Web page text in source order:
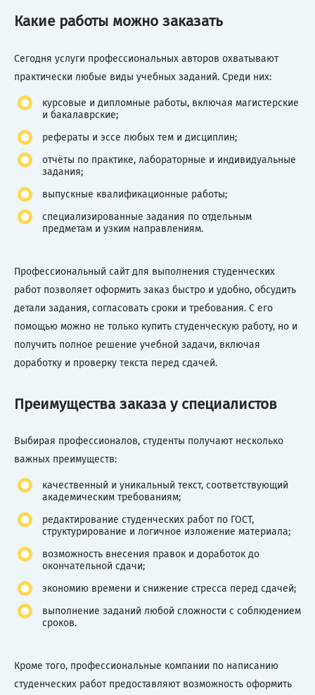
Какие работы можно заказать
Сегодня услуги профессиональных авторов охватывают
практически любые виды учебных заданий. Среди них:
курсовые и дипломные работы, включая магистерские
и бакалаврские;
рефераты и эссе любых тем и дисциплин;
отчёты по практике, лабораторные и индивидуальные
задания;
выпускные квалификационные работы;
специализированные задания по отдельным
предметам и узким направлениям.
Профессиональный сайт для выполнения студенческих
работ позволяет оформить заказ быстро и удобно, обсудить
детали задания, согласовать сроки и требования. С его
помощью можно не только купить студенческую работу, но и
получить полное решение учебной задачи, включая
доработку и проверку текста перед сдачей.
Преимущества заказа у специалистов
Выбирая профессионалов, студенты получают несколько
важных преимуществ:
качественный и уникальный текст, соответствующий
академическим требованиям;
редактирование студенческих работ по ГОСТ,
структурирование и логичное изложение материала;
возможность внесения правок и доработок до
окончательной сдачи;
экономию времени и снижение стресса перед сдачей;
выполнение заданий любой сложности с соблюдением
сроков.
Кроме того, профессиональные компании по написанию
студенческих работ предоставляют возможность оформить